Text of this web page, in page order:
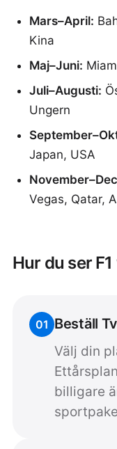
Mars–April:
Kina
Maj–Juni:
Juli–Augusti:
Ungern
Japan, USA
Vegas, Qatar,
Hur du ser
01 Beställ
Välj din
billigare